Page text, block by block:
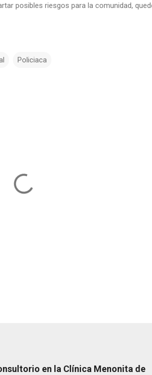
posibles riesgos para la comunidad,
Policiaca
en la Clínica Menonita de